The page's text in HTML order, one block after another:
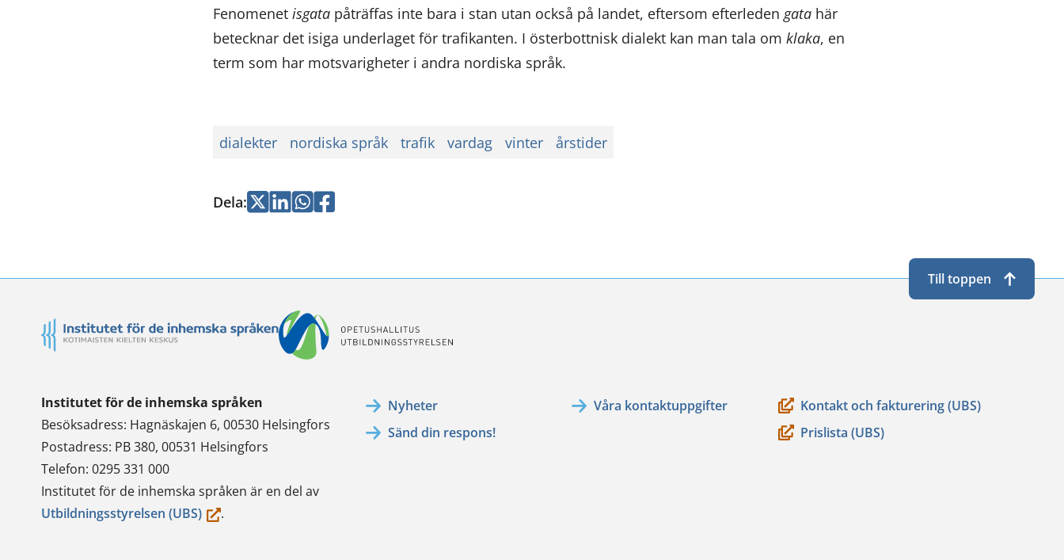
Fenomenet isgatapåträffas inte bara i stan utan också på landet, eftersom efterleden gatahär
betecknar det isiga underlaget för trafikanten. I österbottnisk dialekt kan man tala om klaka, en
term som har motsvarigheter i andra nordiska språk.
dialekter nordiska språk trafik vardag vinter årstider
Dela:Jaa Jaa Jaa Jaa
Institutet för de inhemska språken
Besöksadress: Hagnäskajen 6, 00530 Helsingfors
Postadress: PB 380, 00531 Helsingfors
Telefon: 0295 331 000
Institutet för de inhemska språken är en del av
Utbildningsstyrelsen (UBS)(du.
Nyheter
Sänd din respons!
Våra kontaktuppgifter
Kontakt och fakturering (UBS)
Prislista (UBS)
Till toppen